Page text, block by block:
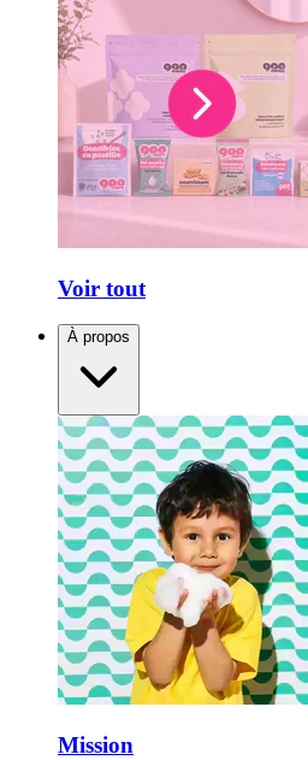
Voir tout
À propos
Mission